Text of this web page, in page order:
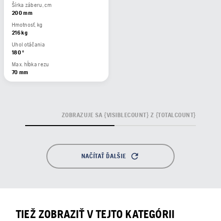
Šírka záberu, cm
200 mm
Hmotnosť, kg
216 kg
Uhol otáčania
180 °
Max. hĺbka rezu
70 mm
NAČÍTAŤ ĎALŠIE
ZOBRAZUJE SA {VISIBLECOUNT} Z {TOTALCOUNT}
TIEŽ ZOBRAZIŤ V TEJTO KATEGÓRII